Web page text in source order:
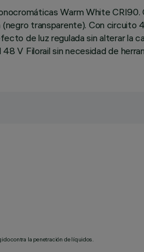
Warm White
transparente). Con
de luz regulada sin alterar la
V Filorail sin necesidad de
contra la penetración de líquidos.